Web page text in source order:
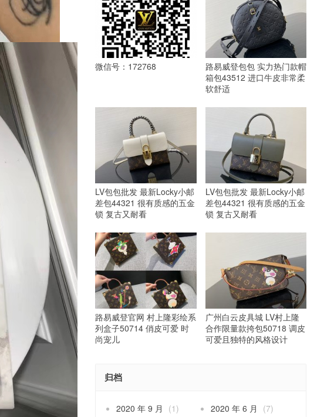
微信号：172768
路易威登包包 实力热门款帽
箱包43512 进口牛皮非常柔
软舒适
LV包包批发 最新Locky小邮
差包44321 很有质感的五金
锁 复古又耐看
LV包包批发 最新Locky小邮
差包44321 很有质感的五金
锁 复古又耐看
路易威登官网 村上隆彩绘系
列盒子50714 俏皮可爱 时
尚宠儿
广州白云皮具城 LV村上隆
合作限量款挎包50718 调皮
可爱且独特的风格设计
归档
2020 年 9 月 (1) 2020 年 6 月
(7)